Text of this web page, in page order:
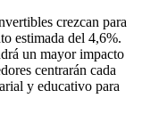
crezcan para
estimada del 4,6%.
un mayor impacto
centrarán cada
y educativo para